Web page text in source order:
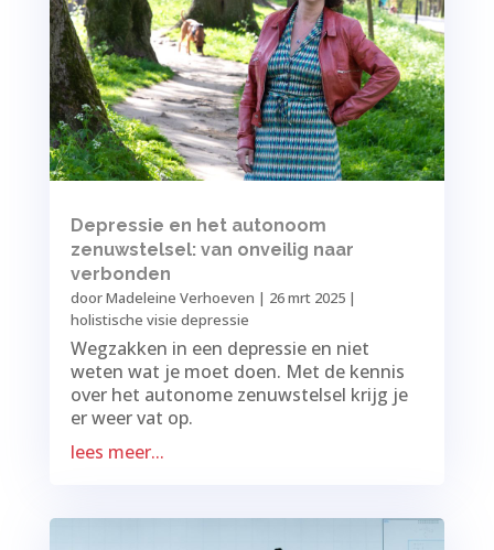
Depressie en het autonoom
zenuwstelsel: van onveilig naar
verbonden
doorMadeleine Verhoeven | 26 mrt 2025|
holistische visie depressie
Wegzakken in een depressie en niet
weten wat je moet doen. Met de kennis
over het autonome zenuwstelsel krijg je
er weer vat op.
lees meer...